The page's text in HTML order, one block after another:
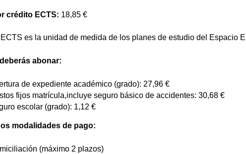
crédito ECTS: 18,85 €
es la unidad de medida de los planes de estudio del Espacio
abonar:
de expediente académico (grado): 27,96 €
fijos matrícula,incluye seguro básico de accidentes: 30,68 €
escolar (grado): 1,12 €
modalidades de pago:
(máximo 2 plazos)